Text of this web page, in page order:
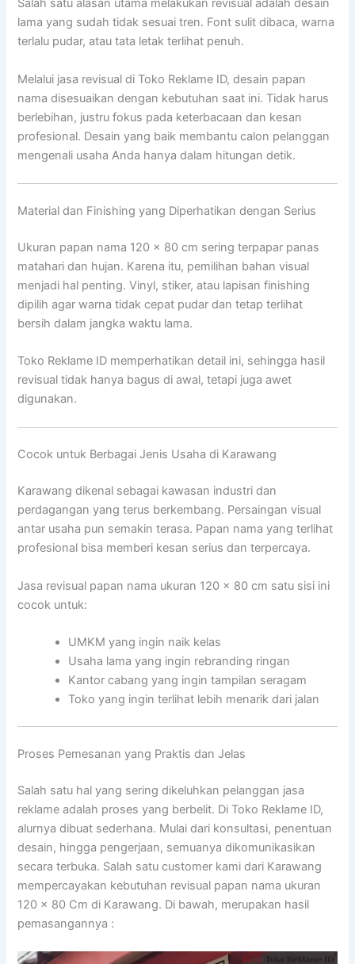
Salah satu alasan utama melakukan revisual adalah desain
lama yang sudah tidak sesuai tren. Font sulit dibaca, warna
terlalu pudar, atau tata letak terlihat penuh.
Melalui jasa revisual di Toko Reklame ID, desain papan
nama disesuaikan dengan kebutuhan saat ini. Tidak harus
berlebihan, justru fokus pada keterbacaan dan kesan
profesional. Desain yang baik membantu calon pelanggan
mengenali usaha Anda hanya dalam hitungan detik.
Material dan Finishing yang Diperhatikan dengan Serius
Ukuran papan nama 120 x 80 cm sering terpapar panas
matahari dan hujan. Karena itu, pemilihan bahan visual
menjadi hal penting. Vinyl, stiker, atau lapisan finishing
dipilih agar warna tidak cepat pudar dan tetap terlihat
bersih dalam jangka waktu lama.
Toko Reklame ID memperhatikan detail ini, sehingga hasil
revisual tidak hanya bagus di awal, tetapi juga awet
digunakan.
Cocok untuk Berbagai Jenis Usaha di Karawang
Karawang dikenal sebagai kawasan industri dan
perdagangan yang terus berkembang. Persaingan visual
antar usaha pun semakin terasa. Papan nama yang terlihat
profesional bisa memberi kesan serius dan terpercaya.
Jasa revisual papan nama ukuran 120 x 80 cm satu sisi ini
cocok untuk:
UMKM yang ingin naik kelas
Usaha lama yang ingin rebranding ringan
Kantor cabang yang ingin tampilan seragam
Toko yang ingin terlihat lebih menarik dari jalan
Proses Pemesanan yang Praktis dan Jelas
Salah satu hal yang sering dikeluhkan pelanggan jasa
reklame adalah proses yang berbelit. Di Toko Reklame ID,
alurnya dibuat sederhana. Mulai dari konsultasi, penentuan
desain, hingga pengerjaan, semuanya dikomunikasikan
secara terbuka. Salah satu customer kami dari Karawang
mempercayakan kebutuhan revisual papan nama ukuran
120 x 80 Cm di Karawang. Di bawah, merupakan hasil
pemasangannya :